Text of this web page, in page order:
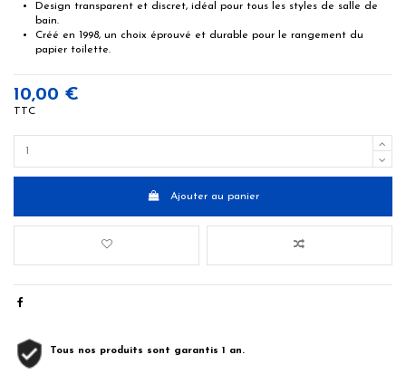
Design transparent et discret, idéal pour tous les styles de salle de
bain.
Créé en 1998, un choix éprouvé et durable pour le rangement du
papier toilette.
10,00 €
TTC
Ajouter au panier
Tous nos produits sont garantis 1 an.